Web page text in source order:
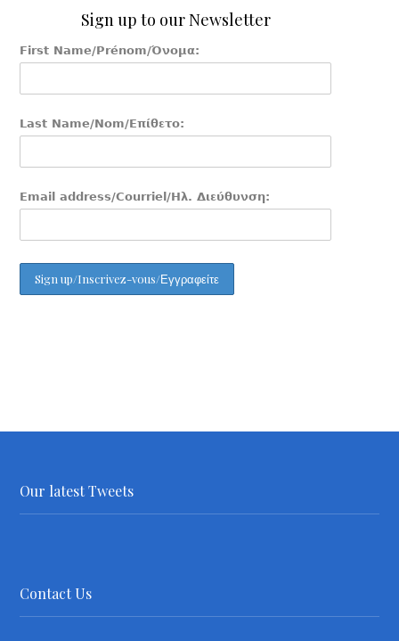
Sign up to our Newsletter
First Name/Prénom/Όνομα:
Last Name/Nom/Επίθετο:
Email address/Courriel/Ηλ. Διεύθυνση:
Our latest Tweets
Contact Us